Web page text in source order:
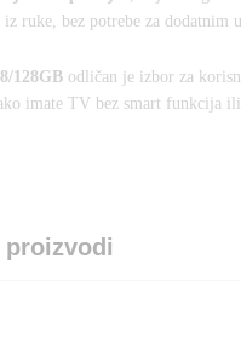
ruke, bez potrebe za dodatnim
128GB odličan je izbor za
imate TV bez smart funkcija
proizvodi